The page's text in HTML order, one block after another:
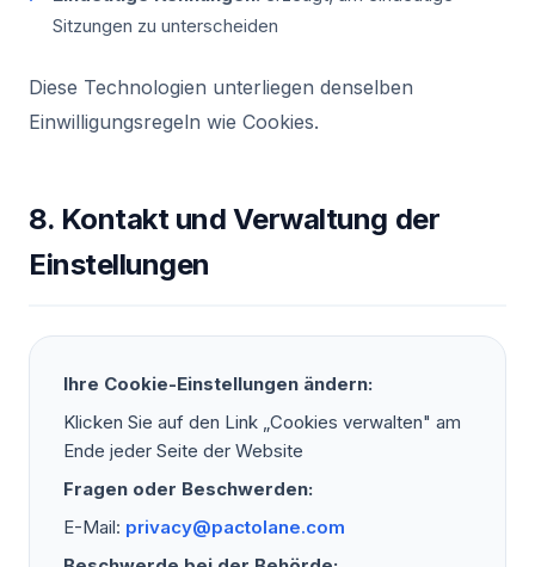
Sitzungen zu unterscheiden
Diese Technologien unterliegen denselben
Einwilligungsregeln wie Cookies.
8. Kontakt und Verwaltung der
Einstellungen
Ihre Cookie-Einstellungen ändern:
Klicken Sie auf den Link „Cookies verwalten" am
Ende jeder Seite der Website
Fragen oder Beschwerden:
E-Mail: privacy@pactolane.com